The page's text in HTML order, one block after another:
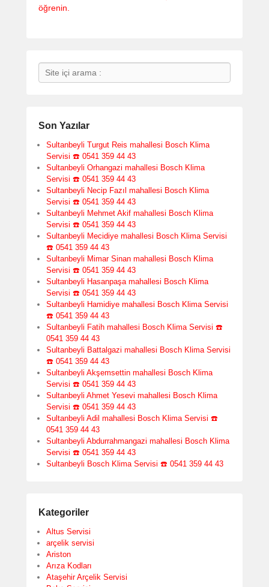
öğrenin.
Search
Son Yazılar
Sultanbeyli Turgut Reis mahallesi Bosch Klima
Servisi ☎️ 0541 359 44 43
Sultanbeyli Orhangazi mahallesi Bosch Klima
Servisi ☎️ 0541 359 44 43
Sultanbeyli Necip Fazıl mahallesi Bosch Klima
Servisi ☎️ 0541 359 44 43
Sultanbeyli Mehmet Akif mahallesi Bosch Klima
Servisi ☎️ 0541 359 44 43
Sultanbeyli Mecidiye mahallesi Bosch Klima Servisi
☎️ 0541 359 44 43
Sultanbeyli Mimar Sinan mahallesi Bosch Klima
Servisi ☎️ 0541 359 44 43
Sultanbeyli Hasanpaşa mahallesi Bosch Klima
Servisi ☎️ 0541 359 44 43
Sultanbeyli Hamidiye mahallesi Bosch Klima Servisi
☎️ 0541 359 44 43
Sultanbeyli Fatih mahallesi Bosch Klima Servisi ☎️
0541 359 44 43
Sultanbeyli Battalgazi mahallesi Bosch Klima Servisi
☎️ 0541 359 44 43
Sultanbeyli Akşemsettin mahallesi Bosch Klima
Servisi ☎️ 0541 359 44 43
Sultanbeyli Ahmet Yesevi mahallesi Bosch Klima
Servisi ☎️ 0541 359 44 43
Sultanbeyli Adil mahallesi Bosch Klima Servisi ☎️
0541 359 44 43
Sultanbeyli Abdurrahmangazi mahallesi Bosch Klima
Servisi ☎️ 0541 359 44 43
Sultanbeyli Bosch Klima Servisi ☎️ 0541 359 44 43
Kategoriler
Altus Servisi
arçelik servisi
Ariston
Arıza Kodları
Ataşehir Arçelik Servisi